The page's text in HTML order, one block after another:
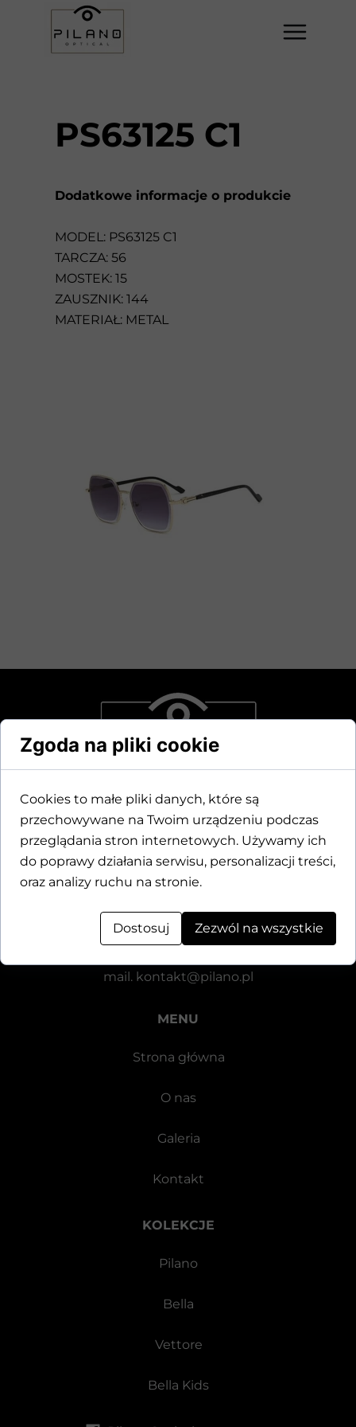
Dodatkowe informacje o produkcie
MODEL: PS63125 C1
TARCZA: 56
MOSTEK: 15
ZAUSZNIK: 144
MATERIAŁ: METAL
PS63125 C1
KOLEKCJE
Pilano
Bella
Vettore
Bella Kids
MENU
Strona główna
O nas
Galeria
Kontakt
Dane kontaktowe
Motylewska 24
tel.+48 571 521 126
mail. kontakt@pilano.pl
Zgoda na pliki cookie
Cookies to małe pliki danych, które są
przechowywane na Twoim urządzeniu podczas
przeglądania stron internetowych. Używamy ich
do poprawy działania serwisu, personalizacji treści,
oraz analizy ruchu na stronie.
Dostosuj Zezwól na wszystkie